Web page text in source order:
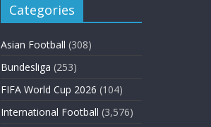
Categories
Asian Football (308)
Bundesliga (253)
FIFA World Cup 2026 (104)
International Football (3,576)